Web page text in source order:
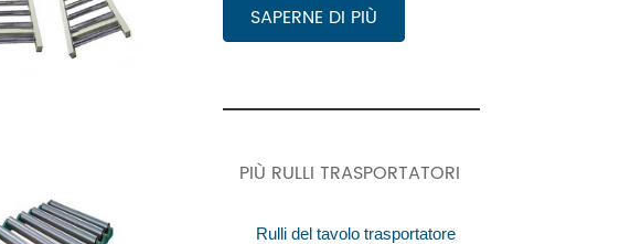
SAPERNE DI PIÙ
PIÙ RULLI TRASPORTATORI
Rulli del tavolo trasportatore